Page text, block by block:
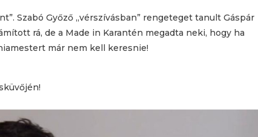
Szabó Győző „vérszívásban” rengeteget tanult Gáspár
rá, de a Made in Karantén megadta neki, hogy ha
már nem kell keresnie!